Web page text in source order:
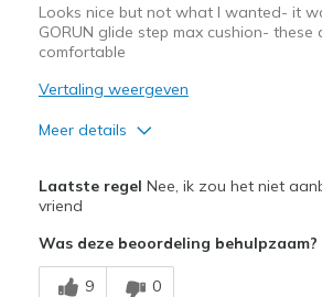
Looks nice but not what I wanted- it
GORUN glide step max cushion-
comfortable
Vertaling weergeven
Meer details
GO Run Glide Step much better!!
Width
Feels true to width
Sizing
Laatste regel Nee, ik zou het niet
vriend
Was deze beoordeling behulpzaam?
9 0